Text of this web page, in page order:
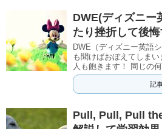
DWE(ディズニー
たり挫折して後
DWE（ディズニー英語
も聞けばおぼえてしま
人も飽きます！ 同じの
記
Pull, Pull, Pull